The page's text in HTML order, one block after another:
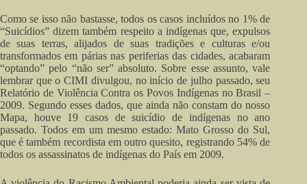
Como se isso não bastasse, todos os casos incluídos no 1% de
“Suicídios” dizem também respeito a indígenas que, expulsos
de suas terras, alijados de suas tradições e culturas e/ou
transformados em párias nas periferias das cidades, acabaram
“optando” pelo “não ser” absoluto. Sobre esse assunto, vale
lembrar que o CIMI divulgou, no início de julho passado, seu
Relatório de Violência Contra os Povos Indígenas no Brasil –
2009. Segundo esses dados, que ainda não constam do nosso
Mapa, houve 19 casos de suicídio de indígenas no ano
passado. Todos em um mesmo estado: Mato Grosso do Sul,
que é também recordista em outro quesito, registrando 54% de
todos os assassinatos de indígenas do País em 2009.